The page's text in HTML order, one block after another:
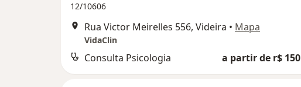
12/10606
Rua Victor Meirelles 556, Videira • Mapa
VidaClin
Consulta Psicologia a partir de r$ 150